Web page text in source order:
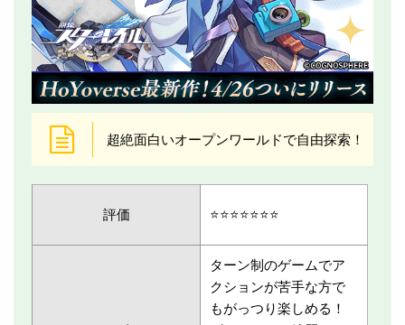
超絶面白いオープンワールドで自由探索！
評価 ⭐️⭐️⭐️⭐️⭐️⭐️⭐️
ターン制のゲームでア
クションが苦手な方で
もがっつり楽しめる！